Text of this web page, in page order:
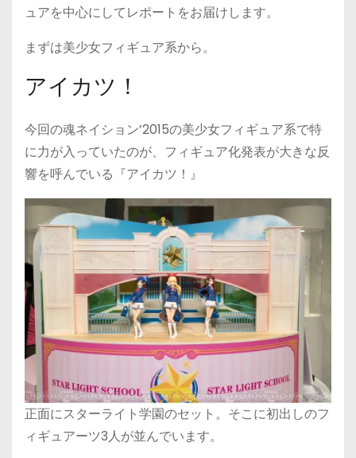
ュアを中心にしてレポートをお届けします。
まずは美少女フィギュア系から。
アイカツ！
今回の魂ネイション’2015の美少女フィギュア系で特
に力が入っていたのが、フィギュア化発表が大きな反
響を呼んでいる『アイカツ！』
正面にスターライト学園のセット。そこに初出しのフ
ィギュアーツ3人が並んでいます。